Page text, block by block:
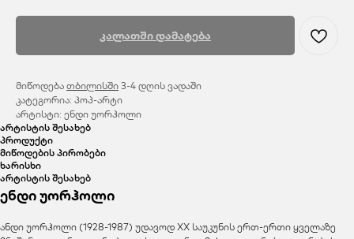
კალათში დამატება
მიწოდება თბილისში 3-4 დღის ვადაში
კატეგორია: პოპ-არტი
არტისტი: ენდი უორჰოლი
არტისტის შესახებ
პროდუქტი
მიწოდების პირობები
ხარისხი
არტისტის შესახებ
ენდი უორჰოლი
ანდი უორჰოლი (1928-1987) უდავოდ XX საუკუნის ერთ-ერთი ყველაზე